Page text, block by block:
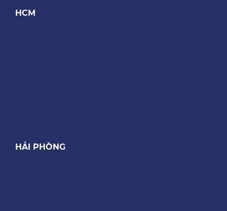
HCM
HẢI PHÒNG